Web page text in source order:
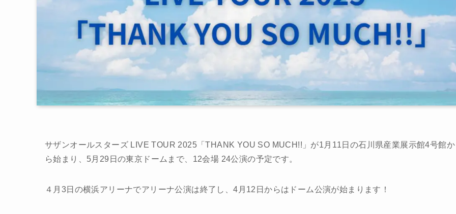
サザンオールスターズ LIVE TOUR 2025「THANK YOU SO MUCH!!」が1月11日の石川県産業展示館4号館か
ら始まり、5月29日の東京ドームまで、12会場 24公演の予定です。
４月3日の横浜アリーナでアリーナ公演は終了し、4月12日からはドーム公演が始まります！